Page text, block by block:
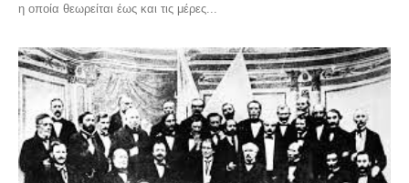
η οποία θεωρείται έως και τις μέρες...